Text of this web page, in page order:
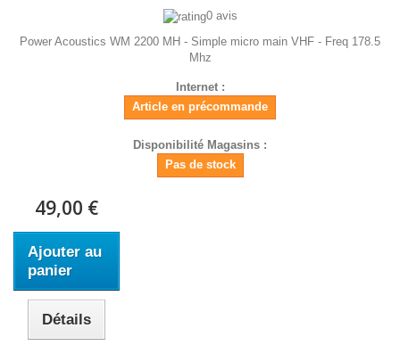
0 avis
Power Acoustics WM 2200 MH - Simple micro main VHF - Freq 178.5
Mhz
Internet :
Article en précommande
Disponibilité Magasins :
Pas de stock
49,00 €
Ajouter au
panier
Détails